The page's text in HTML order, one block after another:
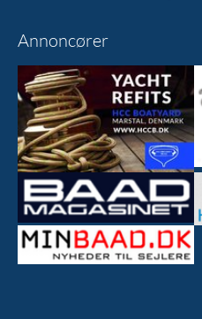
Annoncører